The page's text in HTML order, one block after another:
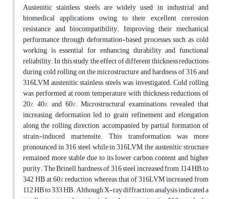
Austenitic stainless steels are widely used in industrial and
biomedical applications owing to their excellent corrosion
resistance and biocompatibility. Improving their mechanical
performance through deformation-based processes such as cold
working is essential for enhancing durability and functional
reliability. In this study, the effect of different thickness reductions
during cold rolling on the microstructure and hardness of 316 and
316LVM austenitic stainless steels was investigated. Cold rolling
was performed at room temperature with thickness reductions of
20%, 40%, and 60%. Microstructural examinations revealed that
increasing deformation led to grain refinement and elongation
along the rolling direction, accompanied by partial formation of
strain-induced martensite. This transformation was more
pronounced in 316 steel, while in 316LVM, the austenitic structure
remained more stable due to its lower carbon content and higher
purity. The Brinell hardness of 316 steel increased from 114 HB to
342 HB at 60% reduction, whereas that of 316LVM increased from
112 HB to 333 HB. Although X-ray diffraction analysis indicated a